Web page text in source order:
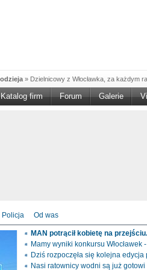
» Dzielnicowy z Włocławka, za każdym
w NGO'»Ruszył nabór w konkursie
» Od czerwca rozpoczął się nowy okres
» Policjanci ruchu drogowego
Katalog firm Forum Galerie
Policja Od was
MAN potrącił kobietę na
Mamy wyniki konkursu
Dziś rozpoczęła się kolejna
Nasi ratownicy wodni są już